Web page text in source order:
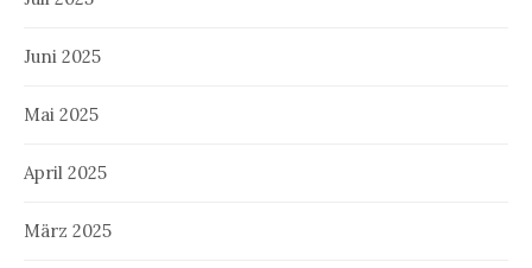
Juni 2025
Mai 2025
April 2025
März 2025